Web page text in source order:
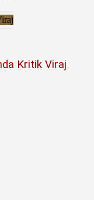
Kritik Viraj